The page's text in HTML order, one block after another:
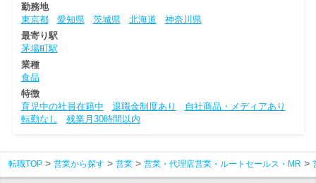
勤務地
東京都
愛知県 茨城県 北海道
神奈川県
最寄り駅
茅場町駅
業種
食品
特徴
育児中の社員在籍中
退職金制度あり
自社商品・メディアあり
転勤なし
残業月30時間以内
転職TOP 営業から探す 営業 営業・代理店営業・ルートセールス・MR